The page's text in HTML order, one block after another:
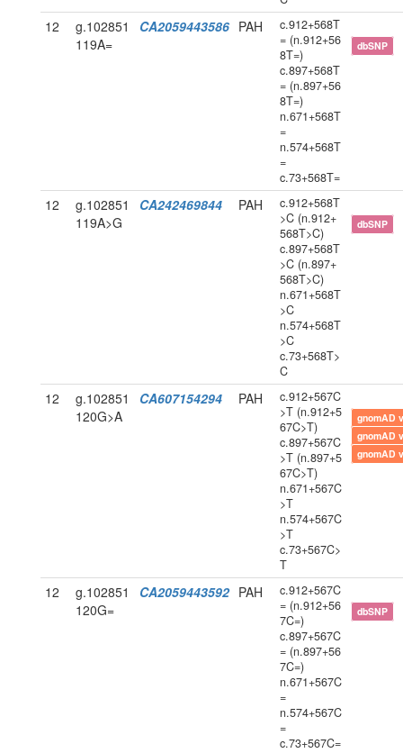
12
g.102851
119A=
CA2059443586 PAH
c.912+568T
= (n.912+56
8T=)
c.897+568T
= (n.897+56
8T=)
n.671+568T
=
n.574+568T
=
c.73+568T=
dbSNP
12
g.102851
119A>G
CA242469844 PAH
c.912+568T
>C (n.912+
568T>C)
c.897+568T
>C (n.897+
568T>C)
n.671+568T
>C
n.574+568T
>C
c.73+568T>
C
dbSNP
12
g.102851
120G>A
CA607154294 PAH
c.912+567C
>T (n.912+5
67C>T)
c.897+567C
>T (n.897+5
67C>T)
n.671+567C
>T
n.574+567C
>T
c.73+567C>
T
gnomAD
gnomAD
gnomAD
12
g.102851
120G=
CA2059443592 PAH
c.912+567C
= (n.912+56
7C=)
c.897+567C
= (n.897+56
7C=)
n.671+567C
=
n.574+567C
=
c.73+567C=
dbSNP